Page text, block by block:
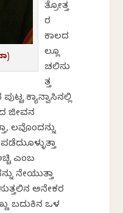
ತ್ರೋತ್ತ
ರ
ಕಾಲದ
ಲ್ಲೂ
ಚಲಿಸು
ತ್ತ
ಕ್ಯಾನ್ವಾಸಿನಲ್ಲಿ
ಜೀವನ
ಕೆಲವೊಂದನ್ನು
ಎಂಬ
ನೇಯುತ್ತಾ
ಅನೇಕರ
ಬದುಕಿನ ಒಳ